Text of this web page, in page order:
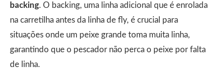
backing. O backing, uma linha adicional que é enrolada
na carretilha antes da linha de fly, é crucial para
situações onde um peixe grande toma muita linha,
garantindo que o pescador não perca o peixe por falta
de linha.